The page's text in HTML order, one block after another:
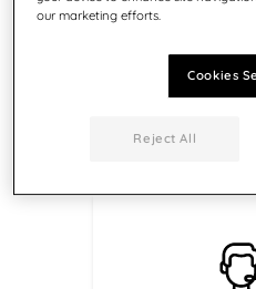
simplicité grâce
bord pratique,
conçu pour
our marketing efforts.
Cookies
Reject All